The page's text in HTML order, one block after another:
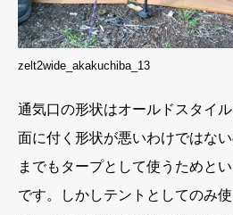
zelt2wide_akakuchiba_13
通気口の形状はオールドスタイ
面に付く形状が悪いわけではな
までもタープとして使うためと
です。しかしテントとしてのみ